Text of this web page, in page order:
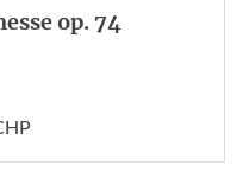
op. 74